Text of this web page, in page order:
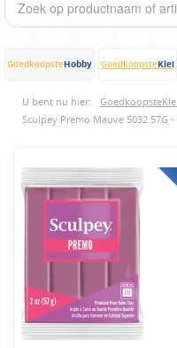
GoedkoopsteHobby GoedkoopsteKlei
U bent nu hier: GoedkoopsteKlei
Sculpey Premo Mauve 5032 57G